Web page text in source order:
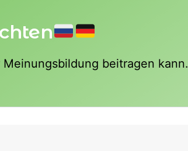
beitragen kann.